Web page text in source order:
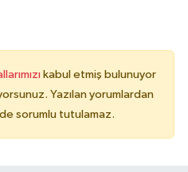
kabul etmiş bulunuyor
Yazılan yorumlardan
sorumlu tutulamaz.